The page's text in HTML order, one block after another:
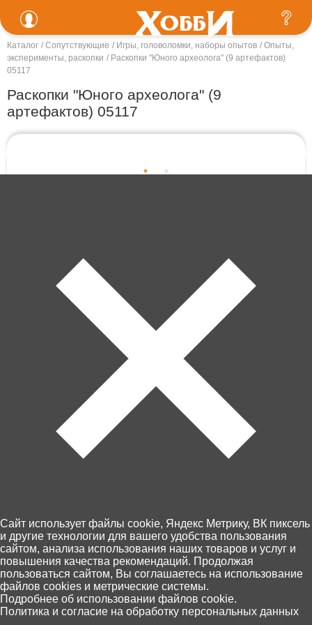
Каталог Сопутствующие Игры, головоломки, наборы опытов
Опыты,
эксперименты, раскопки
Раскопки "Юного археолога" (9 артефактов)
05117
Раскопки "Юного археолога" (9
артефактов) 05117
Забрать сегодня!
В наличии в 26 магазинах
Пункты выдачи Хоббит
46 по Калининграду и области
10 августа, (понедельник)
Оплата - картой на сайте или при
получении
Экспресс доставка
Недоступна
Начинаем раскопки!
Какие сокровища спрятаны внутри пласта грунта?
Откалывайте кусочки грунта с помощью специального
деревянного стека и вы найдете яркие, сверкающие,
драгоценные фигурки и украшения!
Главная Каталог Корзина
0
Избранное Поиск
Cайт использует файлы cookie, Яндекс Метрику, ВК пиксель
и другие технологии для вашего удобства пользования
сайтом, анализа использования наших товаров и услуг и
повышения качества рекомендаций. Продолжая
пользоваться сайтом, Вы соглашаетесь на использование
файлов cookies и метрические системы.
Подробнее об использовании файлов cookie.
Политика и согласие на обработку персональных данных